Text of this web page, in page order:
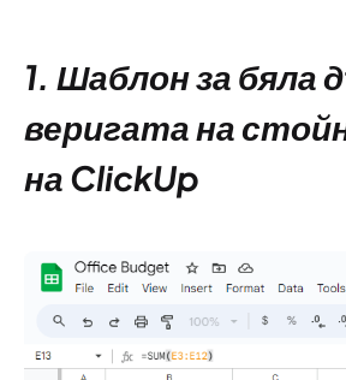
1. Шаблон за бяла
веригата на
на ClickUp